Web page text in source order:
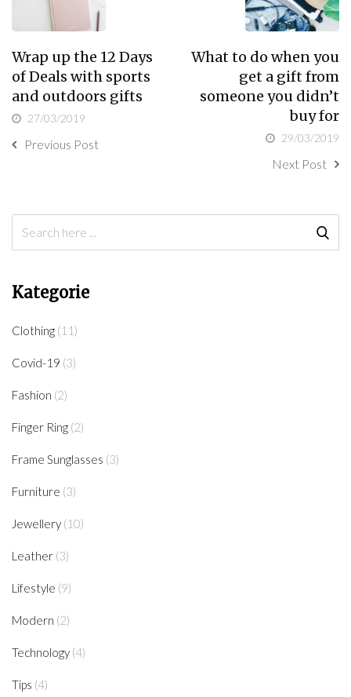
Wrap up the 12 Days
of Deals with sports
and outdoors gifts
27/03/2019
Previous Post
What to do when you
get a gift from
someone you didn’t
buy for
29/03/2019
Next Post
Kategorie
Clothing (11)
Covid-19 (3)
Fashion (2)
Finger Ring (2)
Frame Sunglasses (3)
Furniture (3)
Jewellery (10)
Leather (3)
Lifestyle (9)
Modern (2)
Technology (4)
Tips (4)